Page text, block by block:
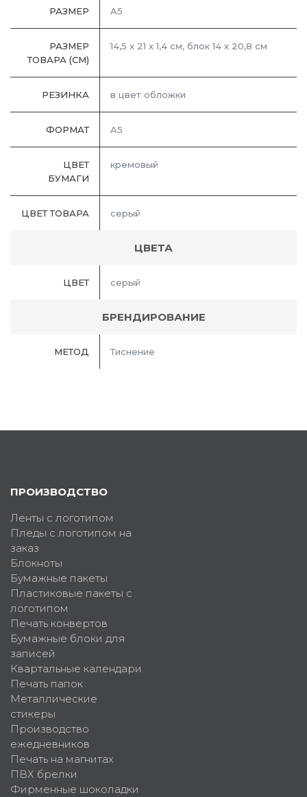
РАЗМЕР A5
РАЗМЕР
ТОВАРА (СМ)
14,5 х 21 х 1,4 см, блок 14 х 20,8 см
РЕЗИНКА в цвет обложки
ФОРМАТ A5
ЦВЕТ
БУМАГИ
кремовый
ЦВЕТ ТОВАРА серый
ЦВЕТА
ЦВЕТ серый
БРЕНДИРОВАНИЕ
МЕТОД Тиснение
ПРОИЗВОДСТВО
Ленты с логотипом
Пледы с логотипом на
заказ
Блокноты
Бумажные пакеты
Пластиковые пакеты с
логотипом
Печать конвертов
Бумажные блоки для
записей
Квартальные календари
Печать папок
Металлические
стикеры
Производство
ежедневников
Печать на магнитах
ПВХ брелки
Фирменные шоколадки